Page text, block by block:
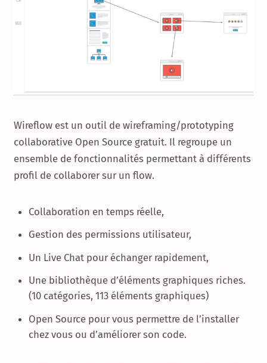
Wireflow est un outil de wireframing/prototyping
collaborative Open Source gratuit. Il regroupe un
ensemble de fonctionnalités permettant à différents
profil de collaborer sur un flow.
Collaboration en temps réelle,
Gestion des permissions utilisateur,
Un Live Chat pour échanger rapidement,
Une bibliothèque d’éléments graphiques riches.
(10 catégories, 113 éléments graphiques)
Open Source pour vous permettre de l’installer
chez vous ou d’améliorer son code.